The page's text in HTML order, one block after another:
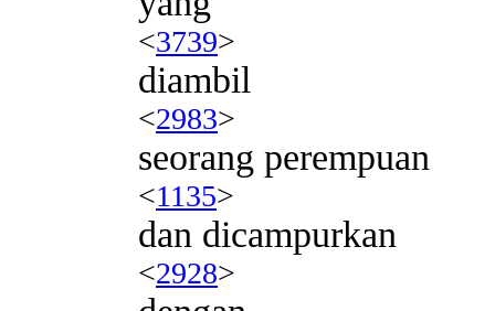
<3739>
diambil
<2983>
seorang perempuan
<1135>
dan dicampurkan
<2928>